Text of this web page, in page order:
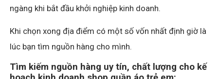
ngàng khi bắt đầu khởi nghiệp kinh doanh.
Khi chọn xong địa điểm có một số vốn nhất định giờ là
lúc bạn tìm nguồn hàng cho mình.
Tìm kiếm nguồn hàng uy tín, chất lượng cho kế